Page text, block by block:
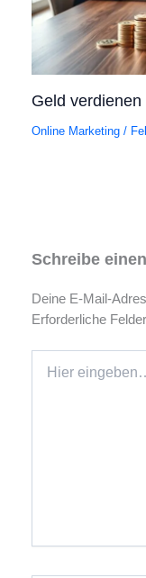
Geld
Online Marketing/
Schreibe
Deine E-Mail-
Erforderliche
eingeben…